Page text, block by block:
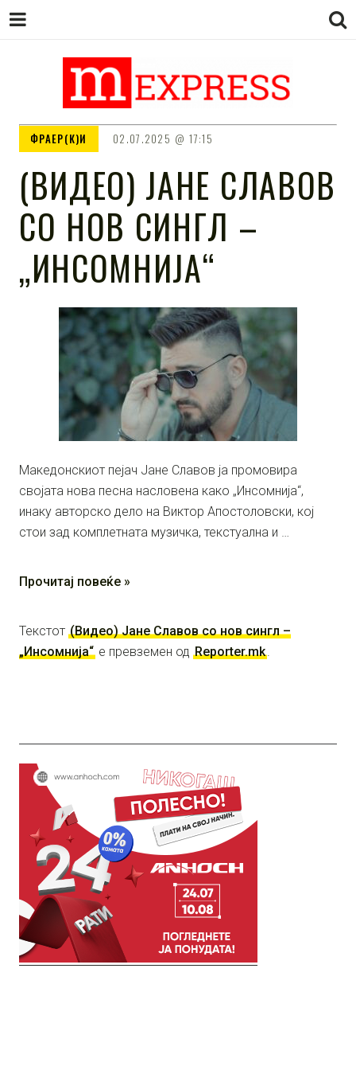
M EXPRESS
ФРАЕР(К)И 02.07.2025 17:15
(ВИДЕО) ЈАНЕ СЛАВОВ
СО НОВ СИНГЛ –
„ИНСОМНИЈА“
Македонскиот пејач Јане Славов ја промовира
својата нова песна насловена како „Инсомнија“,
инаку авторско дело на Виктор Апостоловски, кој
стои зад комплетната музичка, текстуална и …
Прочитај повеќе »
Текстот (Видео) Јане Славов со нов сингл –
„Инсомнија“ е превземен од Reporter.mk.